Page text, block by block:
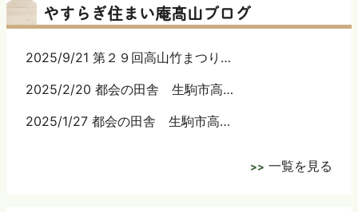
やすらぎ住まい庵髙山ブログ
2025/9/21 第２９回高山竹まつり…
2025/2/20 都会の田舎 生駒市高…
2025/1/27 都会の田舎 生駒市高…
一覧を見る